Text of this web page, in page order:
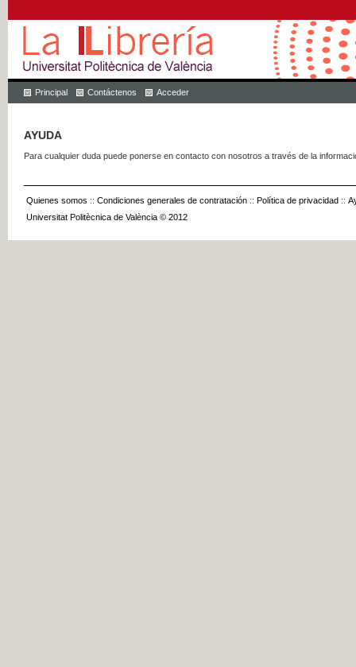
Principal Contáctenos Acceder
AYUDA
Para cualquier duda puede ponerse en contacto con nosotros a través de la
Quienes somos :: Condiciones generales de contratación :: Política de privacidad ::
Universitat Politècnica de València © 2012